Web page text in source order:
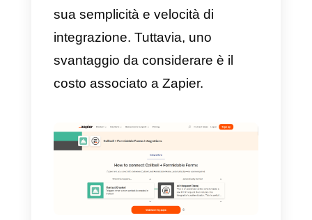
modello di messaggio venga
automaticamente riempita con le
informazioni fornite nella prima
messaggio venga inviato al
numero WhatsApp inserito nella
seconda domanda.